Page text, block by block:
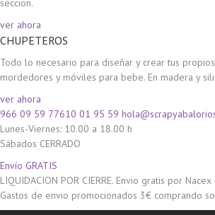
seccion.
ver ahora
CHUPETEROS
Todo lo necesario para diseñar y crear tus
mordedores y móviles para bebe. En madera y
ver ahora
966 09 59 77610 01 95 59
Lunes-Viernes: 10.00 a 18.00 h
Sábados CERRADO
Envío GRATIS
LIQUIDACION POR CIERRE. Envio gratis por
Gastos de envio promocionados 3€ comprando